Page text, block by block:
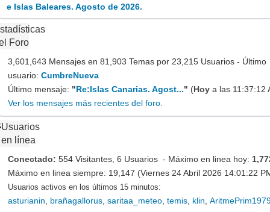
e Islas Baleares. Agosto de 2026.
Foro
3,601,643 Mensajes en 81,903 Temas por 23,215 Usuarios - Último
usuario: CumbreNueva
Último mensaje: "Re:Islas Canarias. Agost..." (Hoy a las 11:37:12
Ver los mensajes más recientes del foro.
Usuarios
en línea
Conectado: 554 Visitantes, 6 Usuarios - Máximo en linea hoy:
Máximo en linea siempre: 19,147 (Viernes 24 Abril 2026 14:01:22
Usuarios activos en los últimos 15 minutos:
asturianin brañagallorus saritaa_meteo temis klin